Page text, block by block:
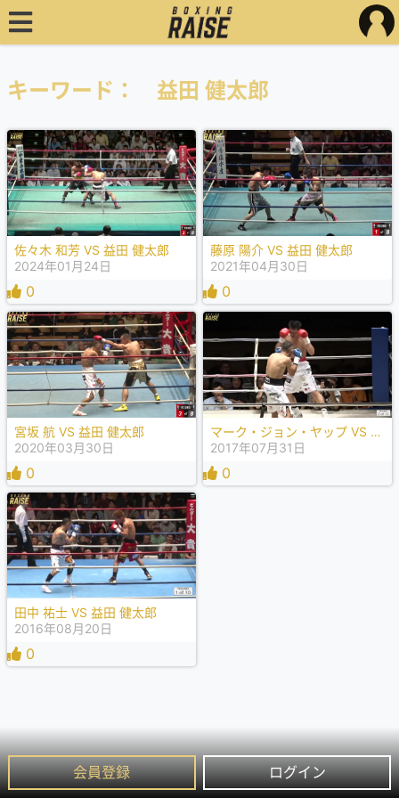
会員登録 ログイン
キーワード： 益田 健太郎
佐々木 和芳 VS 益田 健太郎
2024年01月24日
0
藤原 陽介 VS 益田 健太郎
2021年04月30日
0
宮坂 航 VS 益田 健太郎
2020年03月30日
0
マーク・ジョン・ヤップ VS 益田 健太郎
2017年07月31日
0
田中 祐士 VS 益田 健太郎
2016年08月20日
0